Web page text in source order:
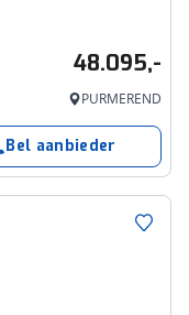
48.095,-
PURMEREND
Bel aanbieder